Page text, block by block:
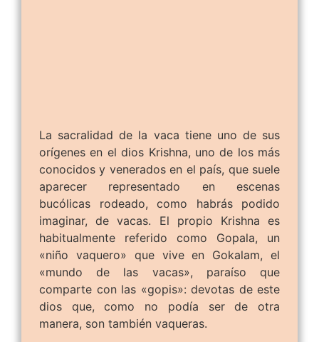
La sacralidad de la vaca tiene uno de sus
orígenes en el dios Krishna, uno de los más
conocidos y venerados en el país, que suele
aparecer representado en escenas
bucólicas rodeado, como habrás podido
imaginar, de vacas. El propio Krishna es
habitualmente referido como Gopala, un
«niño vaquero» que vive en Gokalam, el
«mundo de las vacas», paraíso que
comparte con las «gopis»: devotas de este
dios que, como no podía ser de otra
manera, son también vaqueras.